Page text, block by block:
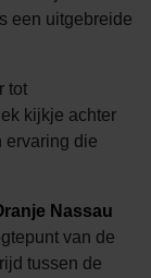
een uitgebreide
tot
kijkje achter
ervaring die
Nassau
van de
tussen de